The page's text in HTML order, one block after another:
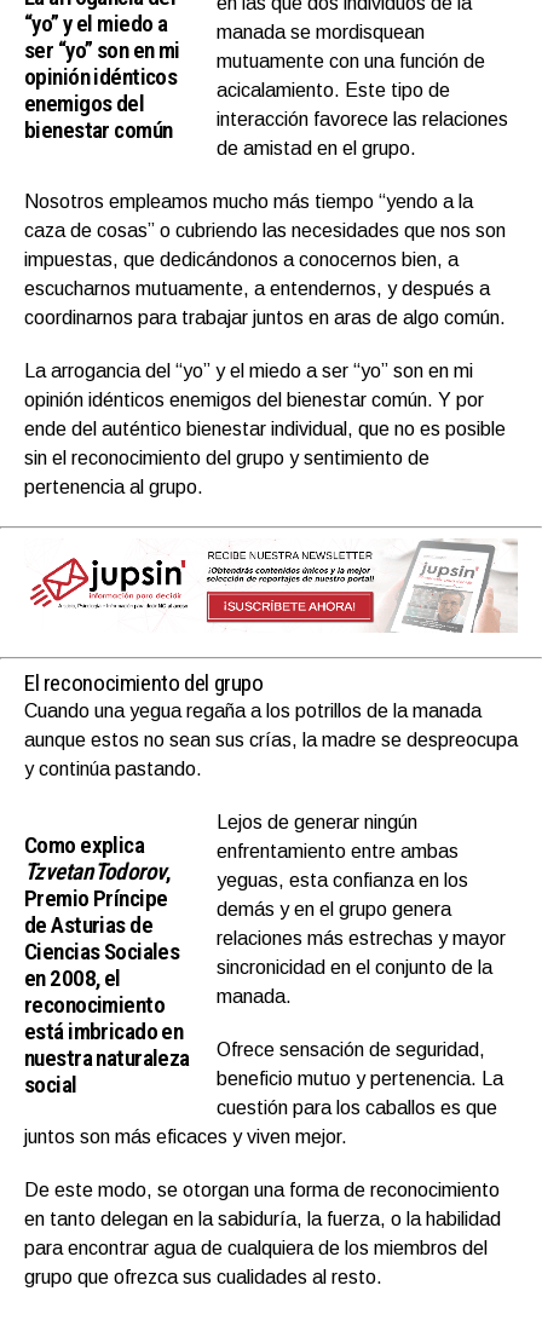
“yo” y el miedo a
ser “yo” son en mi
opinión idénticos
enemigos del
bienestar común
manada se mordisquean
mutuamente con una función de
acicalamiento. Este tipo de
interacción favorece las relaciones
de amistad en el grupo.
Nosotros empleamos mucho más tiempo “yendo a la
caza de cosas” o cubriendo las necesidades que nos son
impuestas, que dedicándonos a conocernos bien, a
escucharnos mutuamente, a entendernos, y después a
coordinarnos para trabajar juntos en aras de algo común.
La arrogancia del “yo” y el miedo a ser “yo” son en mi
opinión idénticos enemigos del bienestar común. Y por
ende del auténtico bienestar individual, que no es posible
sin el reconocimiento del grupo y sentimiento de
pertenencia al grupo.
El reconocimiento del grupo
Cuando una yegua regaña a los potrillos de la manada
aunque estos no sean sus crías, la madre se despreocupa
y continúa pastando.
Como explica
Tzvetan Todorov,
Premio Príncipe
de Asturias de
Ciencias Sociales
en 2008, el
reconocimiento
está imbricado en
nuestra naturaleza
social
Lejos de generar ningún
enfrentamiento entre ambas
yeguas, esta confianza en los
demás y en el grupo genera
relaciones más estrechas y mayor
sincronicidad en el conjunto de la
manada.
Ofrece sensación de seguridad,
beneficio mutuo y pertenencia. La
cuestión para los caballos es que
juntos son más eficaces y viven mejor.
De este modo, se otorgan una forma de reconocimiento
en tanto delegan en la sabiduría, la fuerza, o la habilidad
para encontrar agua de cualquiera de los miembros del
grupo que ofrezca sus cualidades al resto.